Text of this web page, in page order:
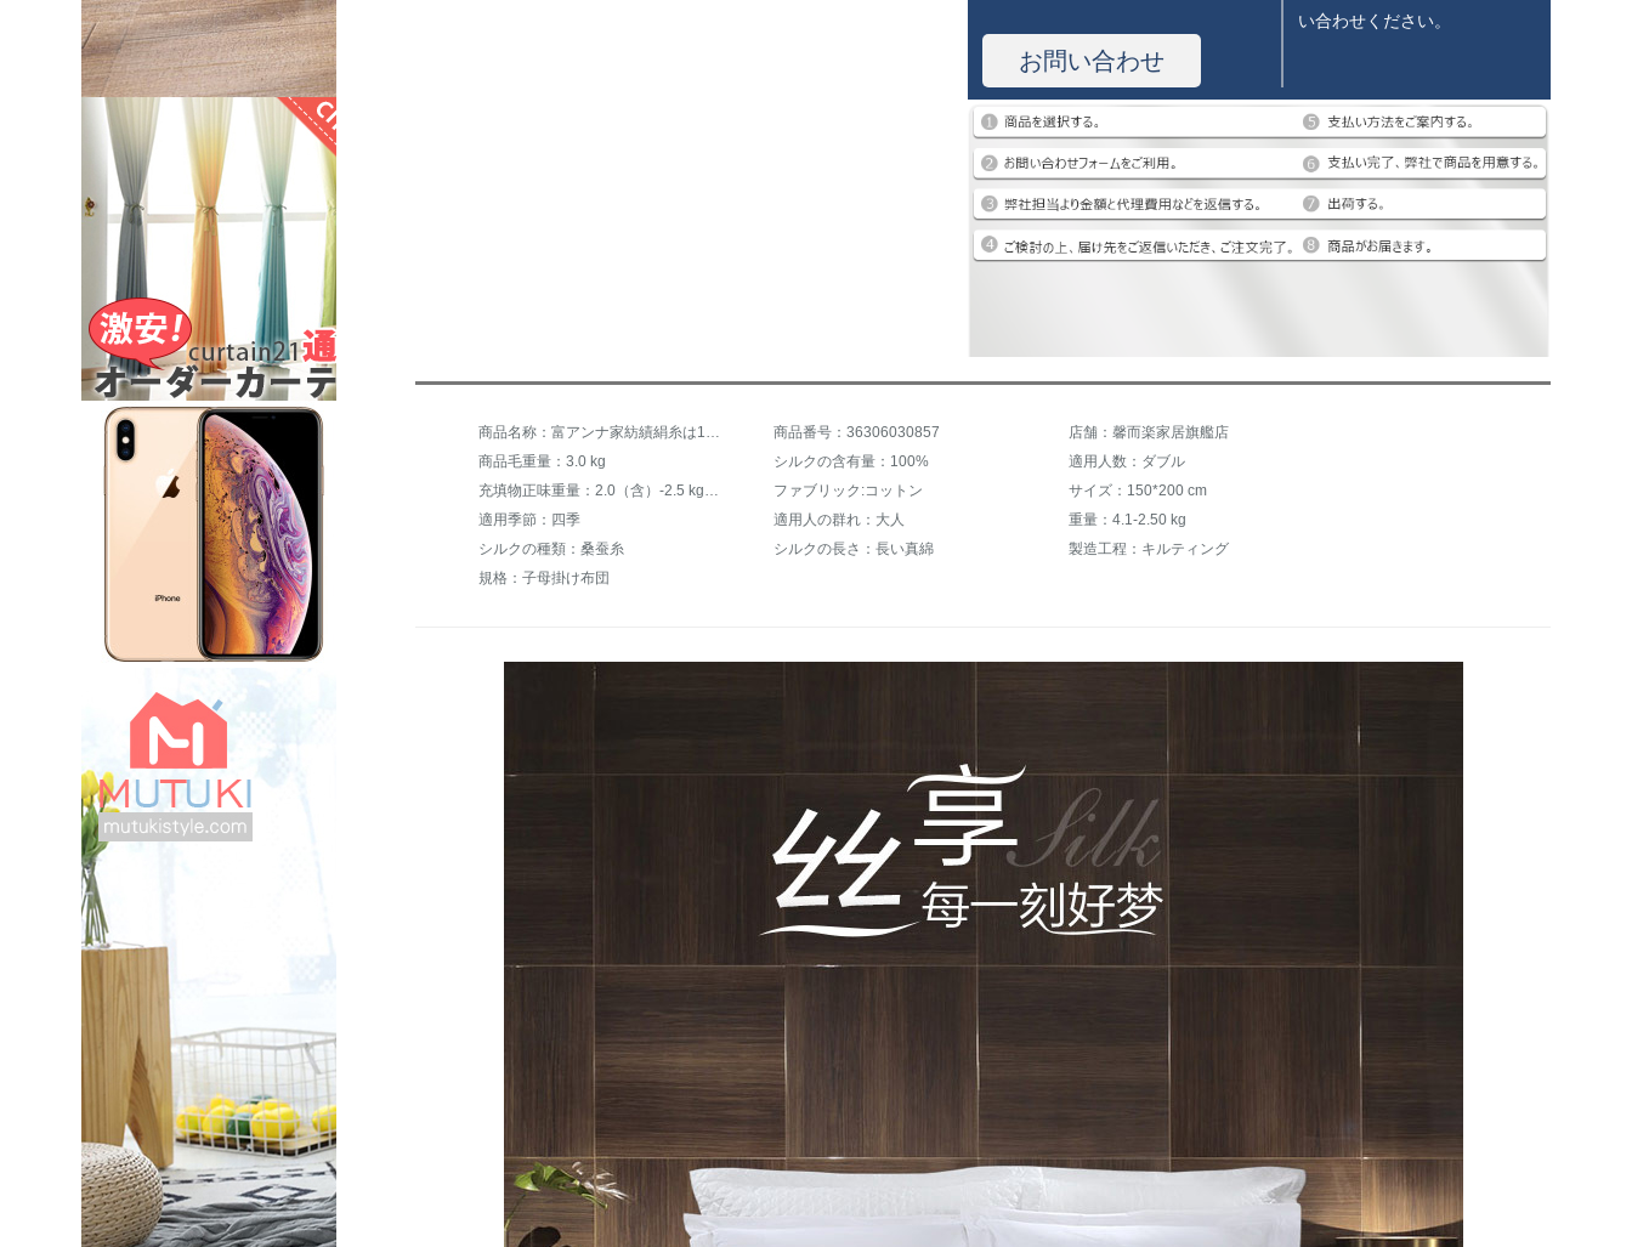
お問い合わせ
い合わせください。
商品名称：富アンナ家紡績絹糸は100%桑蚕糸で子母によって四季シングリル布団冬に全綿ダブロールで固められ、厚い芯雅莹桑蚕糸二合一に第二世代152*210 cm（1.2メートルベッド） 商品番号：36306030857
店舗：馨而楽家居旗艦店
商品毛重量：3.0 kg
シルクの含有量：100%
適用人数：ダブル
充填物正味重量：2.0（含）-2.5 kg（含まない）
ファブリック:コットン
サイズ：150*200 cm
適用季節：四季
適用人の群れ：大人
重量：4.1-2.50 kg
シルクの種類：桑蚕糸
シルクの長さ：長い真綿
製造工程：キルティング
規格：子母掛け布団